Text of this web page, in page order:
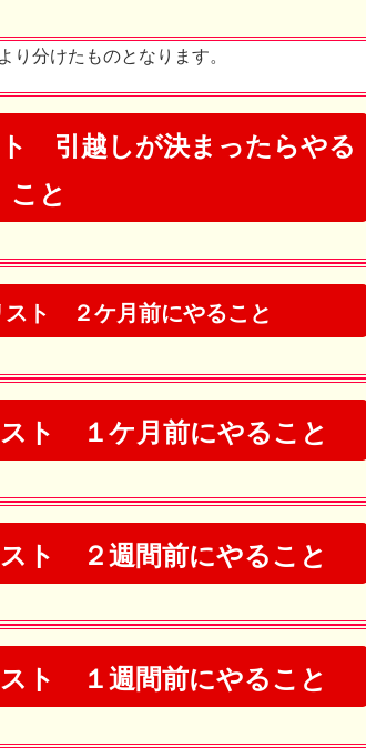
り分けたものとなります。
引越しが決まったらやる
こと
スト ２ケ月前にやること
ト １ケ月前にやること
ト ２週間前にやること
ト １週間前にやること